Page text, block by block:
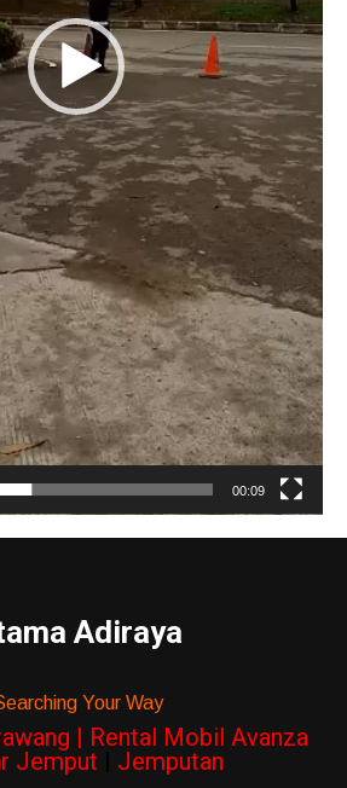
00:09
Adiraya
Your Way
| Rental Mobil Avanza
Jemput
Jemputan